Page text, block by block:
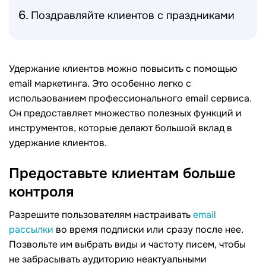
Поздравляйте клиентов с праздниками
Удержание клиентов можно повысить с помощью
email маркетинга. Это особенно легко с
использованием профессионального email сервиса.
Он предоставляет множество полезных функций и
инструментов, которые делают большой вклад в
удержание клиентов.
Предоставьте клиентам больше
контроля
Разрешите пользователям настраиватьemail
рассылки во время подписки или сразу после нее.
Позвольте им выбрать виды и частоту писем, чтобы
не забрасывать аудиторию неактуальными